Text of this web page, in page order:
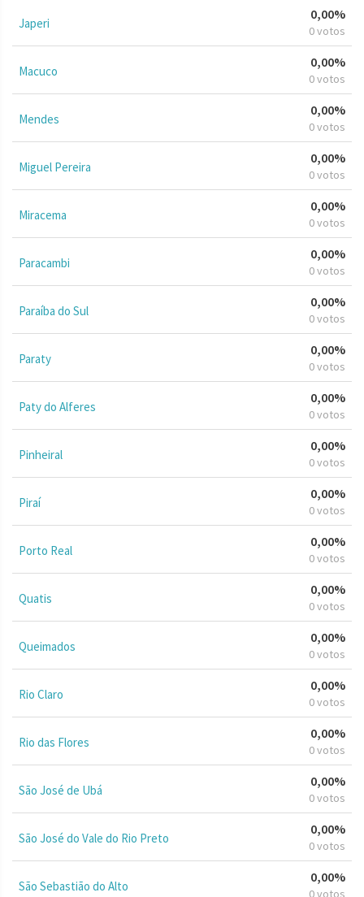
Japeri
0,00%
0 votos
Macuco
0,00%
0 votos
Mendes
0,00%
0 votos
Miguel Pereira
0,00%
0 votos
Miracema
0,00%
0 votos
Paracambi
0,00%
0 votos
Paraíba do Sul
0,00%
0 votos
Paraty
0,00%
0 votos
Paty do Alferes
0,00%
0 votos
Pinheiral
0,00%
0 votos
Piraí
0,00%
0 votos
Porto Real
0,00%
0 votos
Quatis
0,00%
0 votos
Queimados
0,00%
0 votos
Rio Claro
0,00%
0 votos
Rio das Flores
0,00%
0 votos
São José de Ubá
0,00%
0 votos
São José do Vale do Rio Preto
0,00%
0 votos
São Sebastião do Alto
0,00%
0 votos